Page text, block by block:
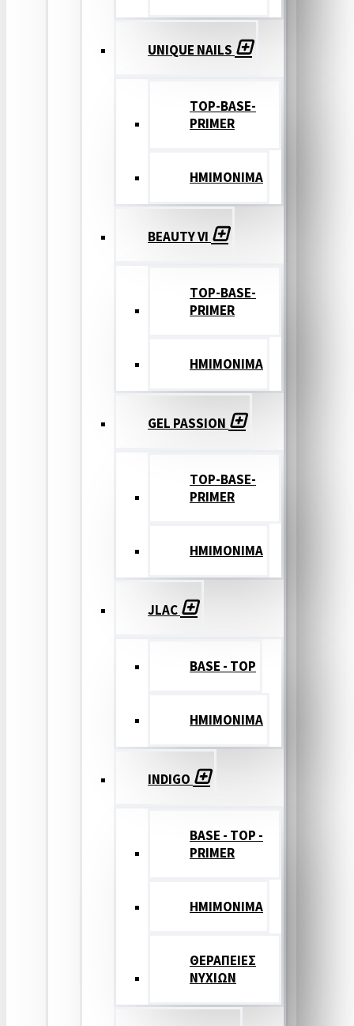
UNIQUE NAILS
TOP-BASE-
PRIMER
ΗΜΙΜΟΝΙΜΑ
BEAUTY VI
TOP-BASE-
PRIMER
ΗΜΙΜΟΝΙΜΑ
GEL PASSION
TOP-BASE-
PRIMER
ΗΜΙΜΟΝΙΜΑ
JLAC
BASE - TOP
ΗΜΙΜΟΝΙΜΑ
INDIGO
BASE - TOP -
PRIMER
HMIMONIMA
ΘΕΡΑΠΕΙΕΣ
ΝΥΧΙΩΝ